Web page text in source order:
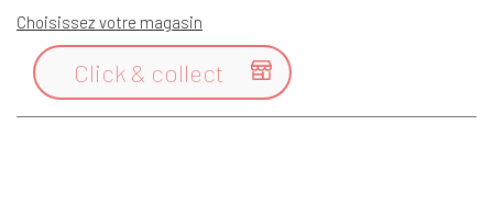
Choisissez votre magasin

Click & collect